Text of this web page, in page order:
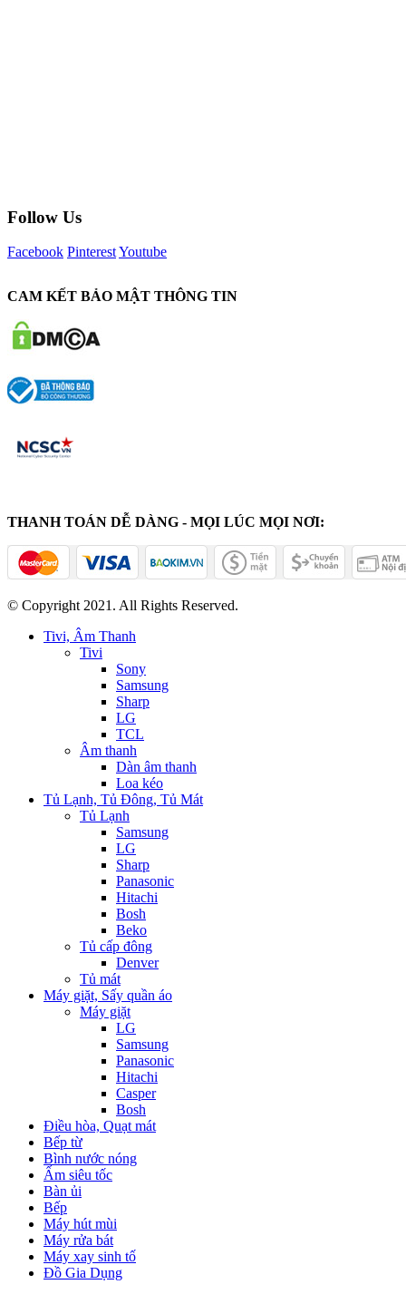
Follow Us
Facebook PinterestYoutube
CAM KẾT BẢO MẬT THÔNG TIN
THANH TOÁN DỄ DÀNG - MỌI LÚC MỌI NƠI:
© Copyright 2021. All Rights Reserved.
Tivi, Âm Thanh
Tivi
Sony
Samsung
Sharp
LG
TCL
Âm thanh
Dàn âm thanh
Loa kéo
Tủ Lạnh, Tủ Đông, Tủ Mát
Tủ Lạnh
Samsung
LG
Sharp
Panasonic
Hitachi
Bosh
Beko
Tủ cấp đông
Denver
Tủ mát
Máy giặt, Sấy quần áo
Máy giặt
LG
Samsung
Panasonic
Hitachi
Casper
Bosh
Điều hòa, Quạt mát
Bếp từ
Bình nước nóng
Ấm siêu tốc
Bàn ủi
Bếp
Máy hút mùi
Máy rửa bát
Máy xay sinh tố
Đồ Gia Dụng